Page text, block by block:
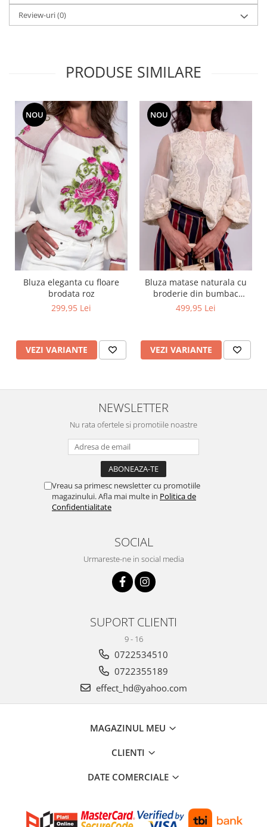
Review-uri(0)
PRODUSE SIMILARE
NOU
Bluza eleganta cu floare
brodata roz
299,95 Lei
VEZI VARIANTE
NOU
Bluza matase naturala cu
broderie din bumbac
captusita cu vascoza 100%
499,95 Lei
VEZI VARIANTE
NEWSLETTER
Nu rata ofertele si promotiile noastre
Vreau sa primesc newsletter cu promotiile
magazinului. Afla mai multe in Politica de
Confidentialitate
SOCIAL
Urmareste-ne in social media
SUPORT CLIENTI
9 - 16
0722534510
0722355189
effect_hd@yahoo.com
MAGAZINUL MEU
CLIENTI
DATE COMERCIALE